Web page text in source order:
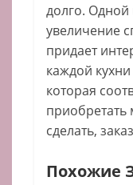
долго. Одной
увеличение
придает
каждой
которая
приобретать
сделать,
Похожие